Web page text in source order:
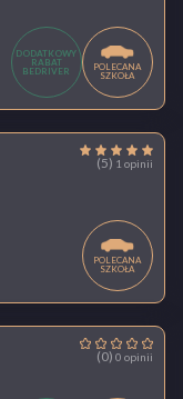
DODATKOWY
RABAT
BEDRIVER
POLECANA
SZKOŁA
(5) 1 opinii
POLECANA
SZKOŁA
(0) 0 opinii